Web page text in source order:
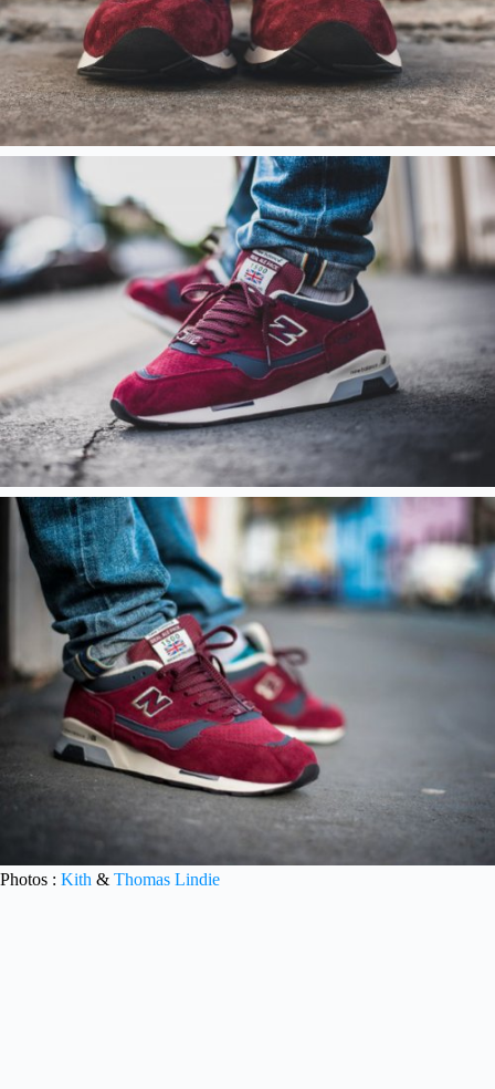
Photos : Kith & Thomas Lindie